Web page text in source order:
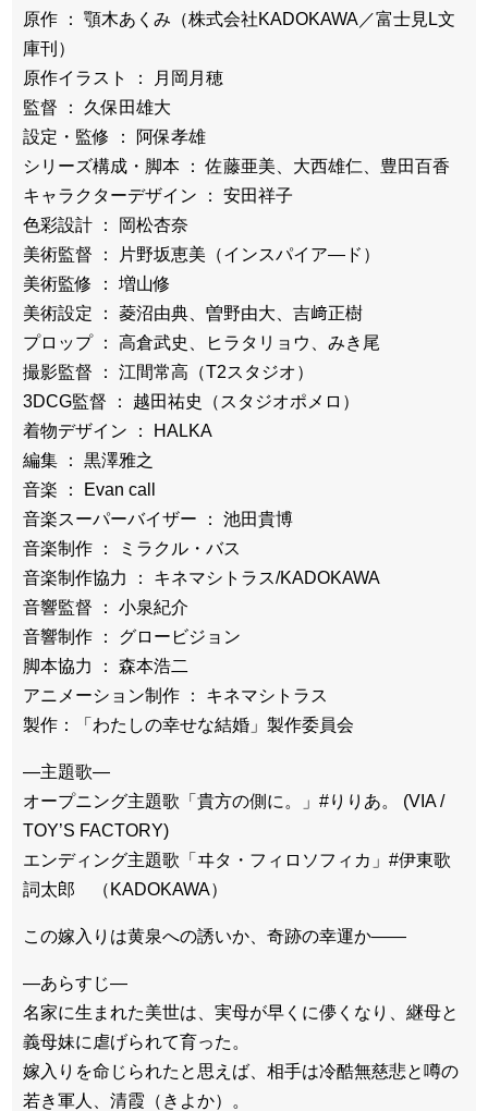
原作 ： 顎木あくみ（株式会社KADOKAWA／富士見L文
庫刊）
原作イラスト ： 月岡月穂
監督 ： 久保田雄大
設定・監修 ： 阿保孝雄
シリーズ構成・脚本 ： 佐藤亜美、大西雄仁、豊田百香
キャラクターデザイン ： 安田祥子
色彩設計 ： 岡松杏奈
美術監督 ： 片野坂恵美（インスパイア―ド）
美術監修 ： 増山修
美術設定 ： 菱沼由典、曽野由大、吉﨑正樹
プロップ ： 高倉武史、ヒラタリョウ、みき尾
撮影監督 ： 江間常高（T2スタジオ）
3DCG監督 ： 越田祐史（スタジオポメロ）
着物デザイン ： HALKA
編集 ： 黒澤雅之
音楽 ： Evan call
音楽スーパーバイザー ： 池田貴博
音楽制作 ： ミラクル・バス
音楽制作協力 ： キネマシトラス/KADOKAWA
音響監督 ： 小泉紀介
音響制作 ： グロービジョン
脚本協力 ： 森本浩二
アニメーション制作 ： キネマシトラス
製作：「わたしの幸せな結婚」製作委員会
―主題歌―
オープニング主題歌「貴方の側に。」#りりあ。 (VIA /
TOY’S FACTORY)
エンディング主題歌「ヰタ・フィロソフィカ」#伊東歌
詞太郎 （KADOKAWA）
この嫁入りは黄泉への誘いか、奇跡の幸運か――
―あらすじ―
名家に生まれた美世は、実母が早くに儚くなり、継母と
義母妹に虐げられて育った。
嫁入りを命じられたと思えば、相手は冷酷無慈悲と噂の
若き軍人、清霞（きよか）。